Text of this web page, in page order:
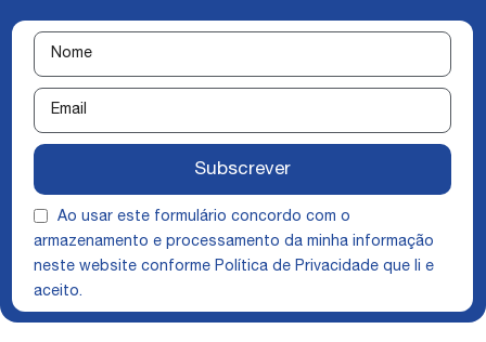
Ao usar este formulário concordo com o
armazenamento e processamento da minha informação
neste website conforme Política de Privacidade que li e
aceito.
Subscrever